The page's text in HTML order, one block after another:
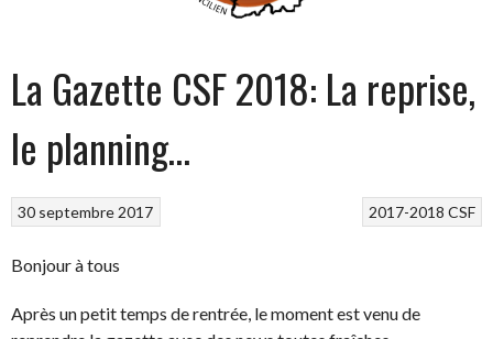
La Gazette CSF 2018: La reprise,
le planning…
2017-2018 CSF
30 septembre 2017
Bonjour à tous
Après un petit temps de rentrée, le moment est venu de